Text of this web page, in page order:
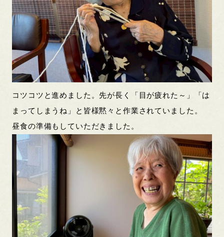
コツコツと進めました。先が長く「目が疲れた～」「は
まってしまうね」と皆様黙々と作業されていました。
昼食の準備もしていただきました。